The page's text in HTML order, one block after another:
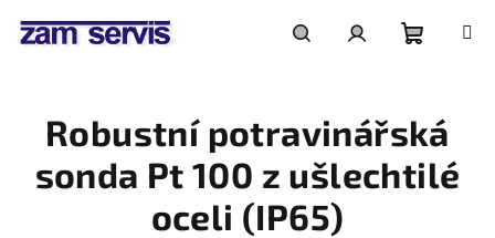
košík
Robustní potravinářská
sonda Pt 100 z ušlechtilé
oceli (IP65)